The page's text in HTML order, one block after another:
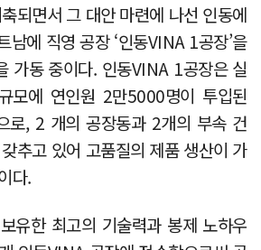
되면서 그 대안 마련에 나선 인동에
남에 직영 공장 ‘인동VINA 1공장’을
가동 중이다. 인동VINA 1공장은 실
모에 연인원 2만5000명이 투입된
로, 2 개의 공장동과 2개의 부속 건
추고 있어 고품질의 제품 생산이 가
다.
유한 최고의 기술력과 봉제 노하우